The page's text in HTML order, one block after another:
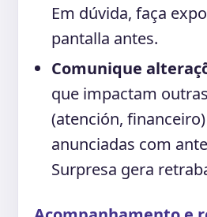
Em dúvida, faça
pantalla antes.
Comunique
que impactam
(atención,
anunciadas com
Surpresa gera